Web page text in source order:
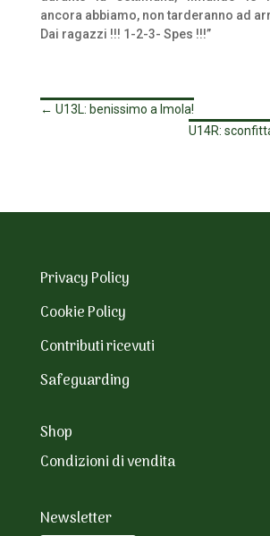
ancora abbiamo, non tarderanno ad
Dai ragazzi !!! 1-2-3- Spes !!!”
← U13L: benissimo a Imola!
U14R:
Privacy Policy
Cookie Policy
Contributi ricevuti
Safeguarding
Shop
Condizioni di vendita
Newsletter